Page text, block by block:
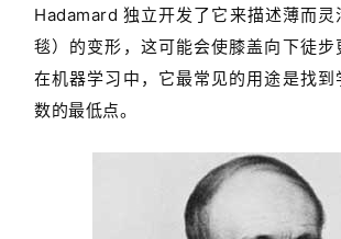
驾
驶
智
慧
Hadamard 独立开发了它来描述薄而
毯）的变形，这可能会使膝盖向下徒步
在机器学习中，它最常见的用途是找到
数的最低点。